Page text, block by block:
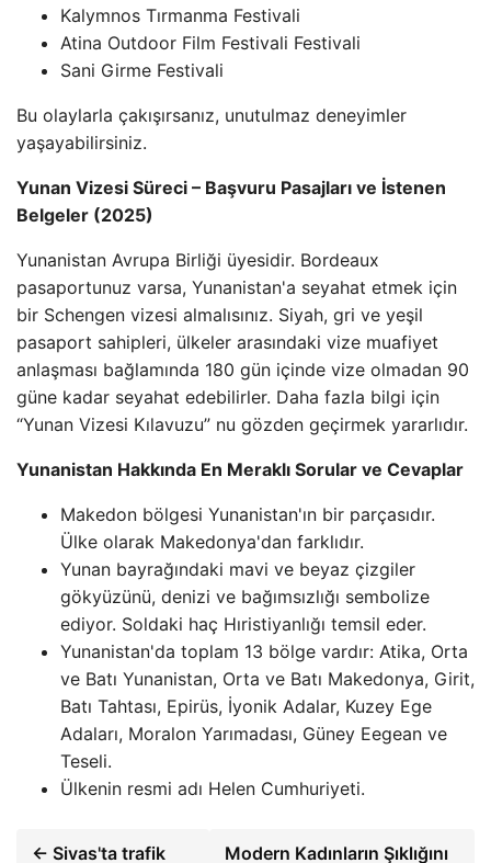
Kalymnos Tırmanma Festivali
Atina Outdoor Film Festivali Festivali
Sani Girme Festivali
Bu olaylarla çakışırsanız, unutulmaz deneyimler
yaşayabilirsiniz.
Yunan Vizesi Süreci – Başvuru Pasajları ve İstenen
Belgeler (2025)
Yunanistan Avrupa Birliği üyesidir. Bordeaux
pasaportunuz varsa, Yunanistan'a seyahat etmek için
bir Schengen vizesi almalısınız. Siyah, gri ve yeşil
pasaport sahipleri, ülkeler arasındaki vize muafiyet
anlaşması bağlamında 180 gün içinde vize olmadan 90
güne kadar seyahat edebilirler. Daha fazla bilgi için
“Yunan Vizesi Kılavuzu” nu gözden geçirmek yararlıdır.
Yunanistan Hakkında En Meraklı Sorular ve Cevaplar
Makedon bölgesi Yunanistan'ın bir parçasıdır.
Ülke olarak Makedonya'dan farklıdır.
Yunan bayrağındaki mavi ve beyaz çizgiler
gökyüzünü, denizi ve bağımsızlığı sembolize
ediyor. Soldaki haç Hıristiyanlığı temsil eder.
Yunanistan'da toplam 13 bölge vardır: Atika, Orta
ve Batı Yunanistan, Orta ve Batı Makedonya, Girit,
Batı Tahtası, Epirüs, İyonik Adalar, Kuzey Ege
Adaları, Moralon Yarımadası, Güney Eegean ve
Teseli.
Ülkenin resmi adı Helen Cumhuriyeti.
← Sivas'ta trafik Modern Kadınların Şıklığını